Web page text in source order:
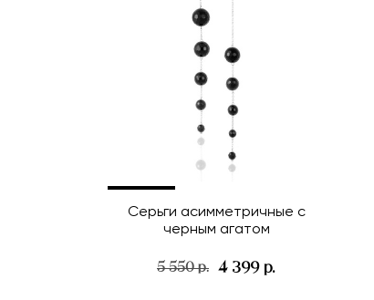
Серьги асимметричные с
черным агатом
5 550 р. 4 399 р.